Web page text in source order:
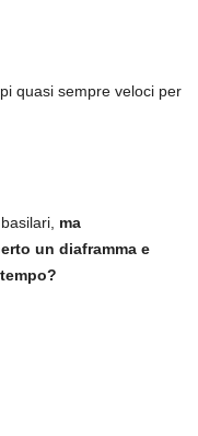
quasi sempre veloci per
ma
un diaframma e